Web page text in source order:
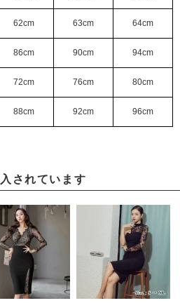
62cm 63cm 64cm
86cm 90cm 94cm
72cm 76cm 80cm
88cm 92cm 96cm
されています